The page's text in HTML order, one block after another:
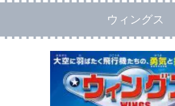
ウィングス